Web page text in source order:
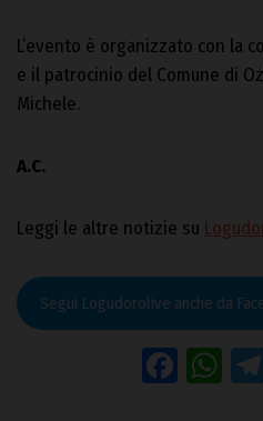
L’evento è organizzato con la
e il patrocinio del Comune di
Michele.
A.C.
Leggi le altre notizie su
Segui Logudorolive anche da